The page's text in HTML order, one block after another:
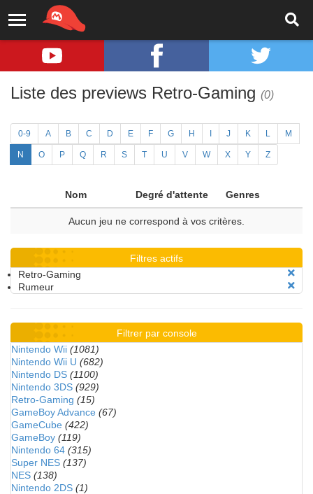
Liste des previews Retro-Gaming (0)
0-9 A B C D E F G H J K L M
N O P Q R S T U V W X Y Z
Nom Degré d'attente Genres
Aucun jeu ne correspond à vos critères.
Filtres actifs
Retro-Gaming
Rumeur
Filtrer par console
Nintendo Wii (1081)
Nintendo Wii U (682)
Nintendo DS (1100)
Nintendo 3DS (929)
Retro-Gaming (15)
GameBoy Advance (67)
GameCube (422)
GameBoy (119)
Nintendo 64 (315)
Super NES (137)
NES (138)
Nintendo 2DS (1)